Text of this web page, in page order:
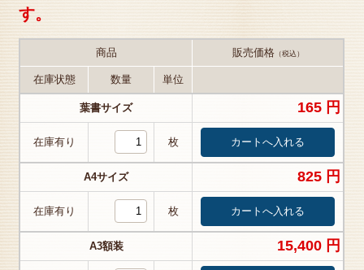
す。
商品 販売価格（税込）
在庫状態 数量 単位
葉書サイズ 165 円
在庫有り 枚
A4サイズ 825 円
在庫有り 枚
A3額装 15,400 円